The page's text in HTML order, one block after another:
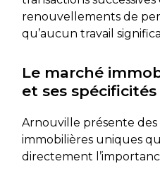
renouvellements de
qu’aucun travail
Le marché
et ses spécificités
Arnouville présente des
immobilières uniques
directement